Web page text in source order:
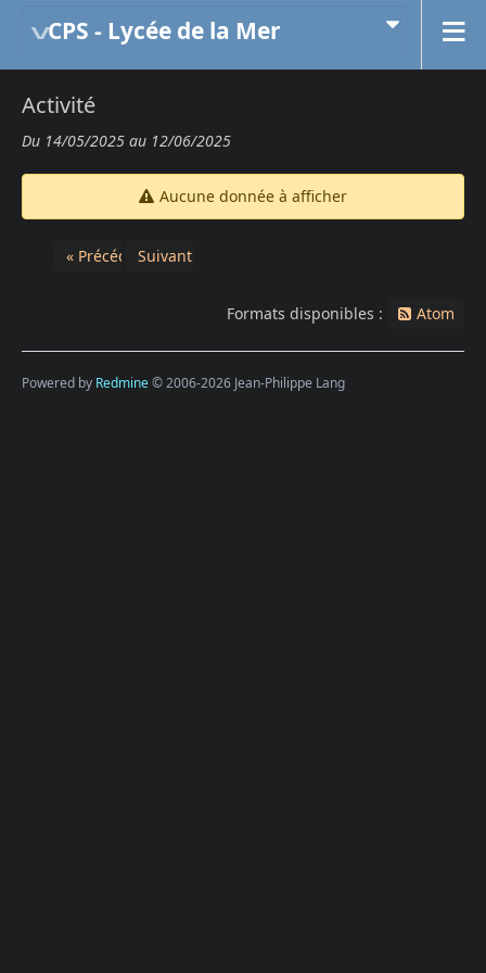
CPS - Lycée de la Mer
Activité
Du 14/05/2025 au 12/06/2025
Aucune donnée à afficher
« PrécédentSuivant »
Formats disponibles : Atom
Powered by Redmine© 2006-2026 Jean-Philippe Lang